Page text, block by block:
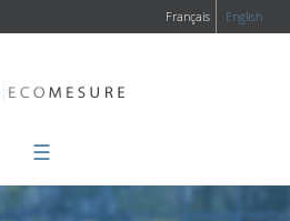
Français English
☰